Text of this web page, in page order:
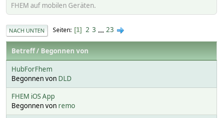
FHEM auf mobilen Geräten.
NACH UNTEN Seiten 1 2 3 ... 23
Betreff/ Begonnen von
HubForFhem
Begonnen von DLD
FHEM iOS App
Begonnen von remo